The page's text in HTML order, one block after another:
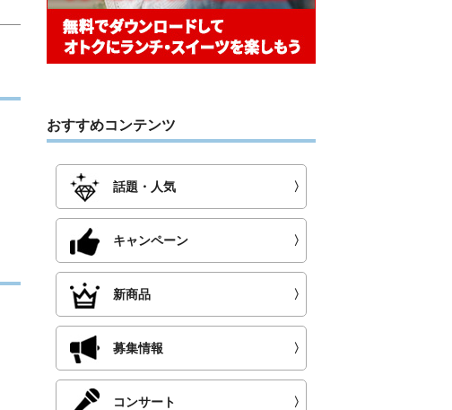
おすすめコンテンツ
話題・人気 〉
キャンペーン 〉
新商品 〉
募集情報 〉
コンサート 〉